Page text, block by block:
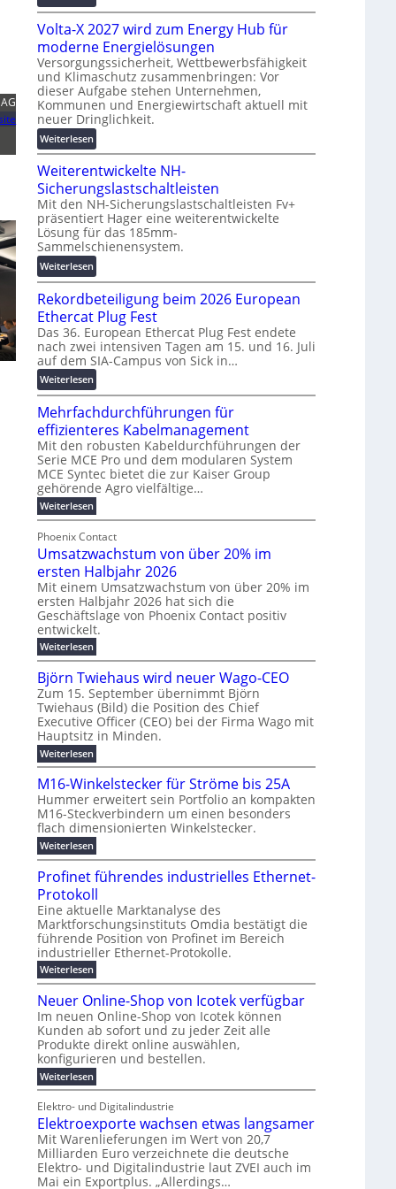
g
l
ö
s
u
n
g
e
n
t
z
u
n
d
d
i
g
i
t
a
l
e
T
r
a
n
s
p
a
r
e
n
z
M
a
s
c
h
i
n
e
n
b
a
u
:
F
o
r
s
c
h
u
n
g
s
f
ö
r
d
e
r
u
n
g
b
r
a
u
c
h
t
m
e
h
r
T
e
m
p
o
u
n
d
w
e
n
i
g
e
r
B
ü
r
o
k
a
t
i
e
Volta-X 2027 wird zum Energy Hub für
moderne Energielösungen
Versorgungssicherheit, Wettbewerbsfähigkeit
und Klimaschutz zusammenbringen: Vor
dieser Aufgabe stehen Unternehmen,
Kommunen und Energiewirtschaft aktuell mit
neuer Dringlichkeit.
Weiterlesen:
V
o
l
t
a
-
X
2
0
2
7
w
i
r
z
u
E
n
e
r
g
y
H
u
b
f
ü
r
m
o
d
e
r
n
e
E
n
r
g
i
e
l
ö
s
u
n
g
e
n
Weiterentwickelte NH-
Sicherungslastschaltleisten
Mit den NH-Sicherungslastschaltleisten Fv+
präsentiert Hager eine weiterentwickelte
Lösung für das 185mm-
Sammelschienensystem.
Weiterlesen:
W
e
i
t
e
r
n
t
c
k
e
l
t
e
N
H
-
S
i
c
h
e
r
u
n
g
s
l
s
t
s
c
h
a
l
t
l
e
i
t
e
n
Rekordbeteiligung beim 2026 European
Ethercat Plug Fest
Das 36. European Ethercat Plug Fest endete
nach zwei intensiven Tagen am 15. und 16. Juli
auf dem SIA-Campus von Sick in…
Weiterlesen:
R
e
k
o
r
d
b
e
t
e
i
l
i
g
u
n
g
b
e
i
m
2
0
2
6
E
u
r
o
p
e
a
n
E
h
e
r
c
a
t
P
l
u
g
F
e
s
t
Mehrfachdurchführungen für
effizienteres Kabelmanagement
Mit den robusten Kabeldurchführungen der
Serie MCE Pro und dem modularen System
MCE Syntec bietet die zur Kaiser Group
gehörende Agro vielfältige…
Weiterlesen:
M
h
r
f
a
c
h
d
u
r
c
h
f
ü
h
r
u
n
g
e
n
f
ü
r
e
ff
i
z
i
e
n
t
e
r
e
s
K
a
b
e
l
m
a
n
a
g
m
e
n
t
Phoenix Contact
Umsatzwachstum von über 20% im
ersten Halbjahr 2026
Mit einem Umsatzwachstum von über 20% im
ersten Halbjahr 2026 hat sich die
Geschäftslage von Phoenix Contact positiv
entwickelt.
Weiterlesen:
U
m
s
a
z
w
a
c
h
s
t
u
m
v
o
n
ü
b
r
2
0
%
i
m
e
s
e
n
H
a
l
b
j
h
r
2
0
2
Björn Twiehaus wird neuer Wago-CEO
Zum 15. September übernimmt Björn
Twiehaus (Bild) die Position des Chief
Executive Officer (CEO) bei der Firma Wago mit
Hauptsitz in Minden.
Weiterlesen:
B
ö
r
n
T
w
i
e
h
a
u
s
w
r
d
n
e
u
e
r
W
a
g
o
-
E
O
M16-Winkelstecker für Ströme bis 25A
Hummer erweitert sein Portfolio an kompakten
M16-Steckverbindern um einen besonders
flach dimensionierten Winkelstecker.
Weiterlesen:
M
1
6
W
i
n
k
e
l
s
e
k
e
r
f
ü
r
S
r
ö
m
e
b
Profinet führendes industrielles Ethernet-
Protokoll
Eine aktuelle Marktanalyse des
Marktforschungsinstituts Omdia bestätigt die
führende Position von Profinet im Bereich
industrieller Ethernet-Protokolle.
Weiterlesen:
P
o
i
n
e
t
f
ü
h
e
n
d
e
s
Neuer Online-Shop von Icotek verfügbar
Im neuen Online-Shop von Icotek können
Kunden ab sofort und zu jeder Zeit alle
Produkte direkt online auswählen,
konfigurieren und bestellen.
Weiterlesen:
N
e
u
e
r
O
n
l
Elektro- und Digitalindustrie
Elektroexporte wachsen etwas langsamer
Mit Warenlieferungen im Wert von 20,7
Milliarden Euro verzeichnete die deutsche
Elektro- und Digitalindustrie laut ZVEI auch im
Mai ein Exportplus. „Allerdings…